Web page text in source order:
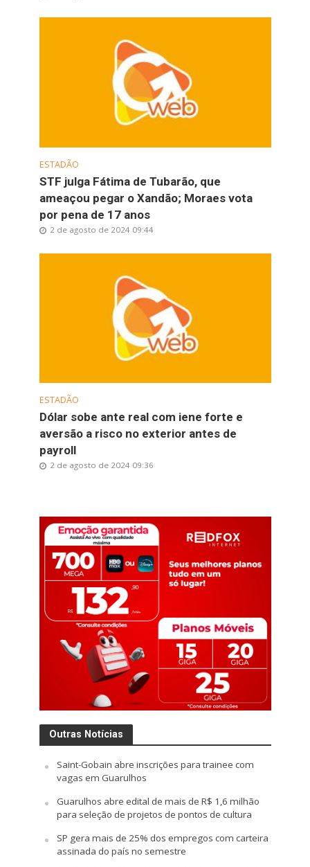
ESTADÃO
STF julga Fátima de Tubarão, que
ameaçou pegar o Xandão; Moraes vota
por pena de 17 anos
2 de agosto de 2024 09:44
ESTADÃO
Dólar sobe ante real com iene forte e
aversão a risco no exterior antes de
payroll
2 de agosto de 2024 09:36
Outras Notícias
Saint-Gobain abre inscrições para trainee com
vagas em Guarulhos
Guarulhos abre edital de mais de R$ 1,6 milhão
para seleção de projetos de pontos de cultura
SP gera mais de 25% dos empregos com carteira
assinada do país no semestre